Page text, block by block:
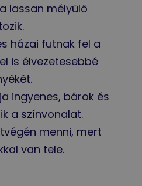
lassan mélyülő
házai futnak fel a
is élvezetesebbé
ingyenes, bárok és
a színvonalat.
menni, mert
van tele.